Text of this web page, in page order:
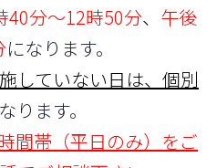
40分～12時50分、 午後
になります。
していない日は、個別
ります。
間帯（平日のみ）をご